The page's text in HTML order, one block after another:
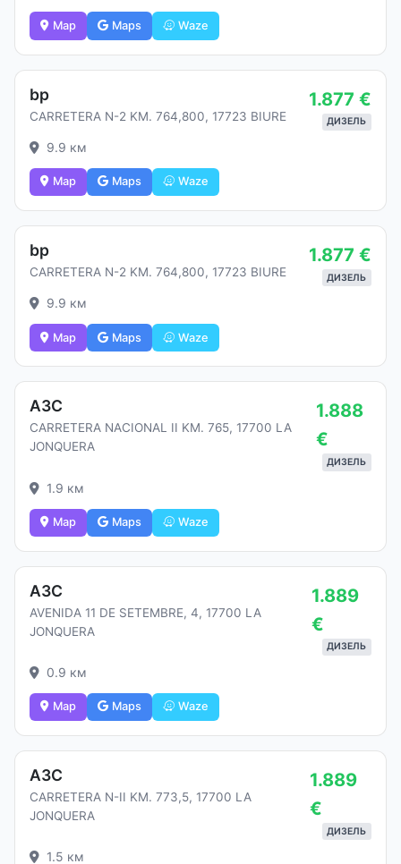
Map Maps Waze
bp
CARRETERA N-2 KM. 764,800, 17723 BIURE
1.877 €
ДИЗЕЛЬ
9.9 км
Map Maps Waze
bp
CARRETERA N-2 KM. 764,800, 17723 BIURE
1.877 €
ДИЗЕЛЬ
9.9 км
Map Maps Waze
АЗС
CARRETERA NACIONAL II KM. 765, 17700 LA
JONQUERA
1.888
€
ДИЗЕЛЬ
1.9 км
Map Maps Waze
АЗС
AVENIDA 11 DE SETEMBRE, 4, 17700 LA
JONQUERA
1.889
€
ДИЗЕЛЬ
0.9 км
Map Maps Waze
АЗС
CARRETERA N-II KM. 773,5, 17700 LA
JONQUERA
1.889
€
ДИЗЕЛЬ
1.5 км